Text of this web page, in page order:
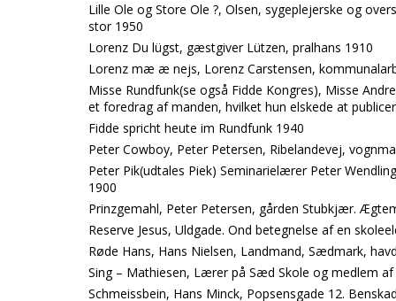
Lille Ole og Store Ole ?, Olsen, sygeplejerske og
stor 1950
Lorenz Du lügst, gæstgiver Lützen, pralhans 1910
Lorenz mæ æ nejs, Lorenz Carstensen,
Misse Rundfunk(se også Fidde Kongres), Misse
et foredrag af manden, hvilket hun elskede at
Fidde spricht heute im Rundfunk 1940
Peter Cowboy, Peter Petersen, Ribelandevej,
Peter Pik(udtales Piek) Seminarielærer Peter
1900
Prinzgemahl, Peter Petersen, gården Stubkjær.
Reserve Jesus, Uldgade. Ond betegnelse af en
Røde Hans, Hans Nielsen, Landmand, Sædmark,
Sing – Mathiesen, Lærer på Sæd Skole og medlem
Schmeissbein, Hans Minck, Popsensgade 12.